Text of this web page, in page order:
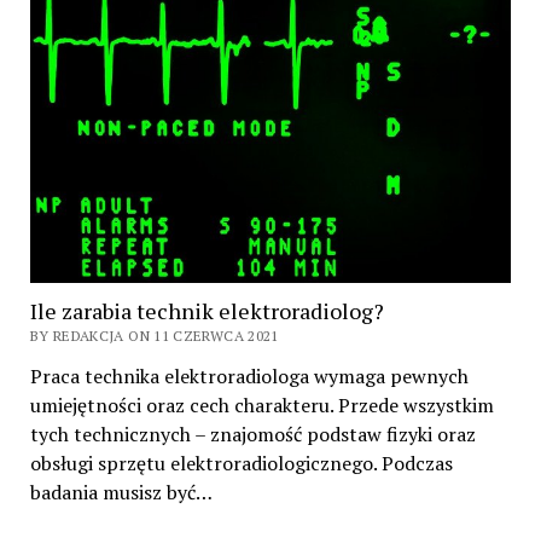
Ile zarabia technik elektroradiolog?
BY REDAKCJA ON 11 CZERWCA 2021
Praca technika elektroradiologa wymaga pewnych
umiejętności oraz cech charakteru. Przede wszystkim
tych technicznych – znajomość podstaw fizyki oraz
obsługi sprzętu elektroradiologicznego. Podczas
badania musisz być…